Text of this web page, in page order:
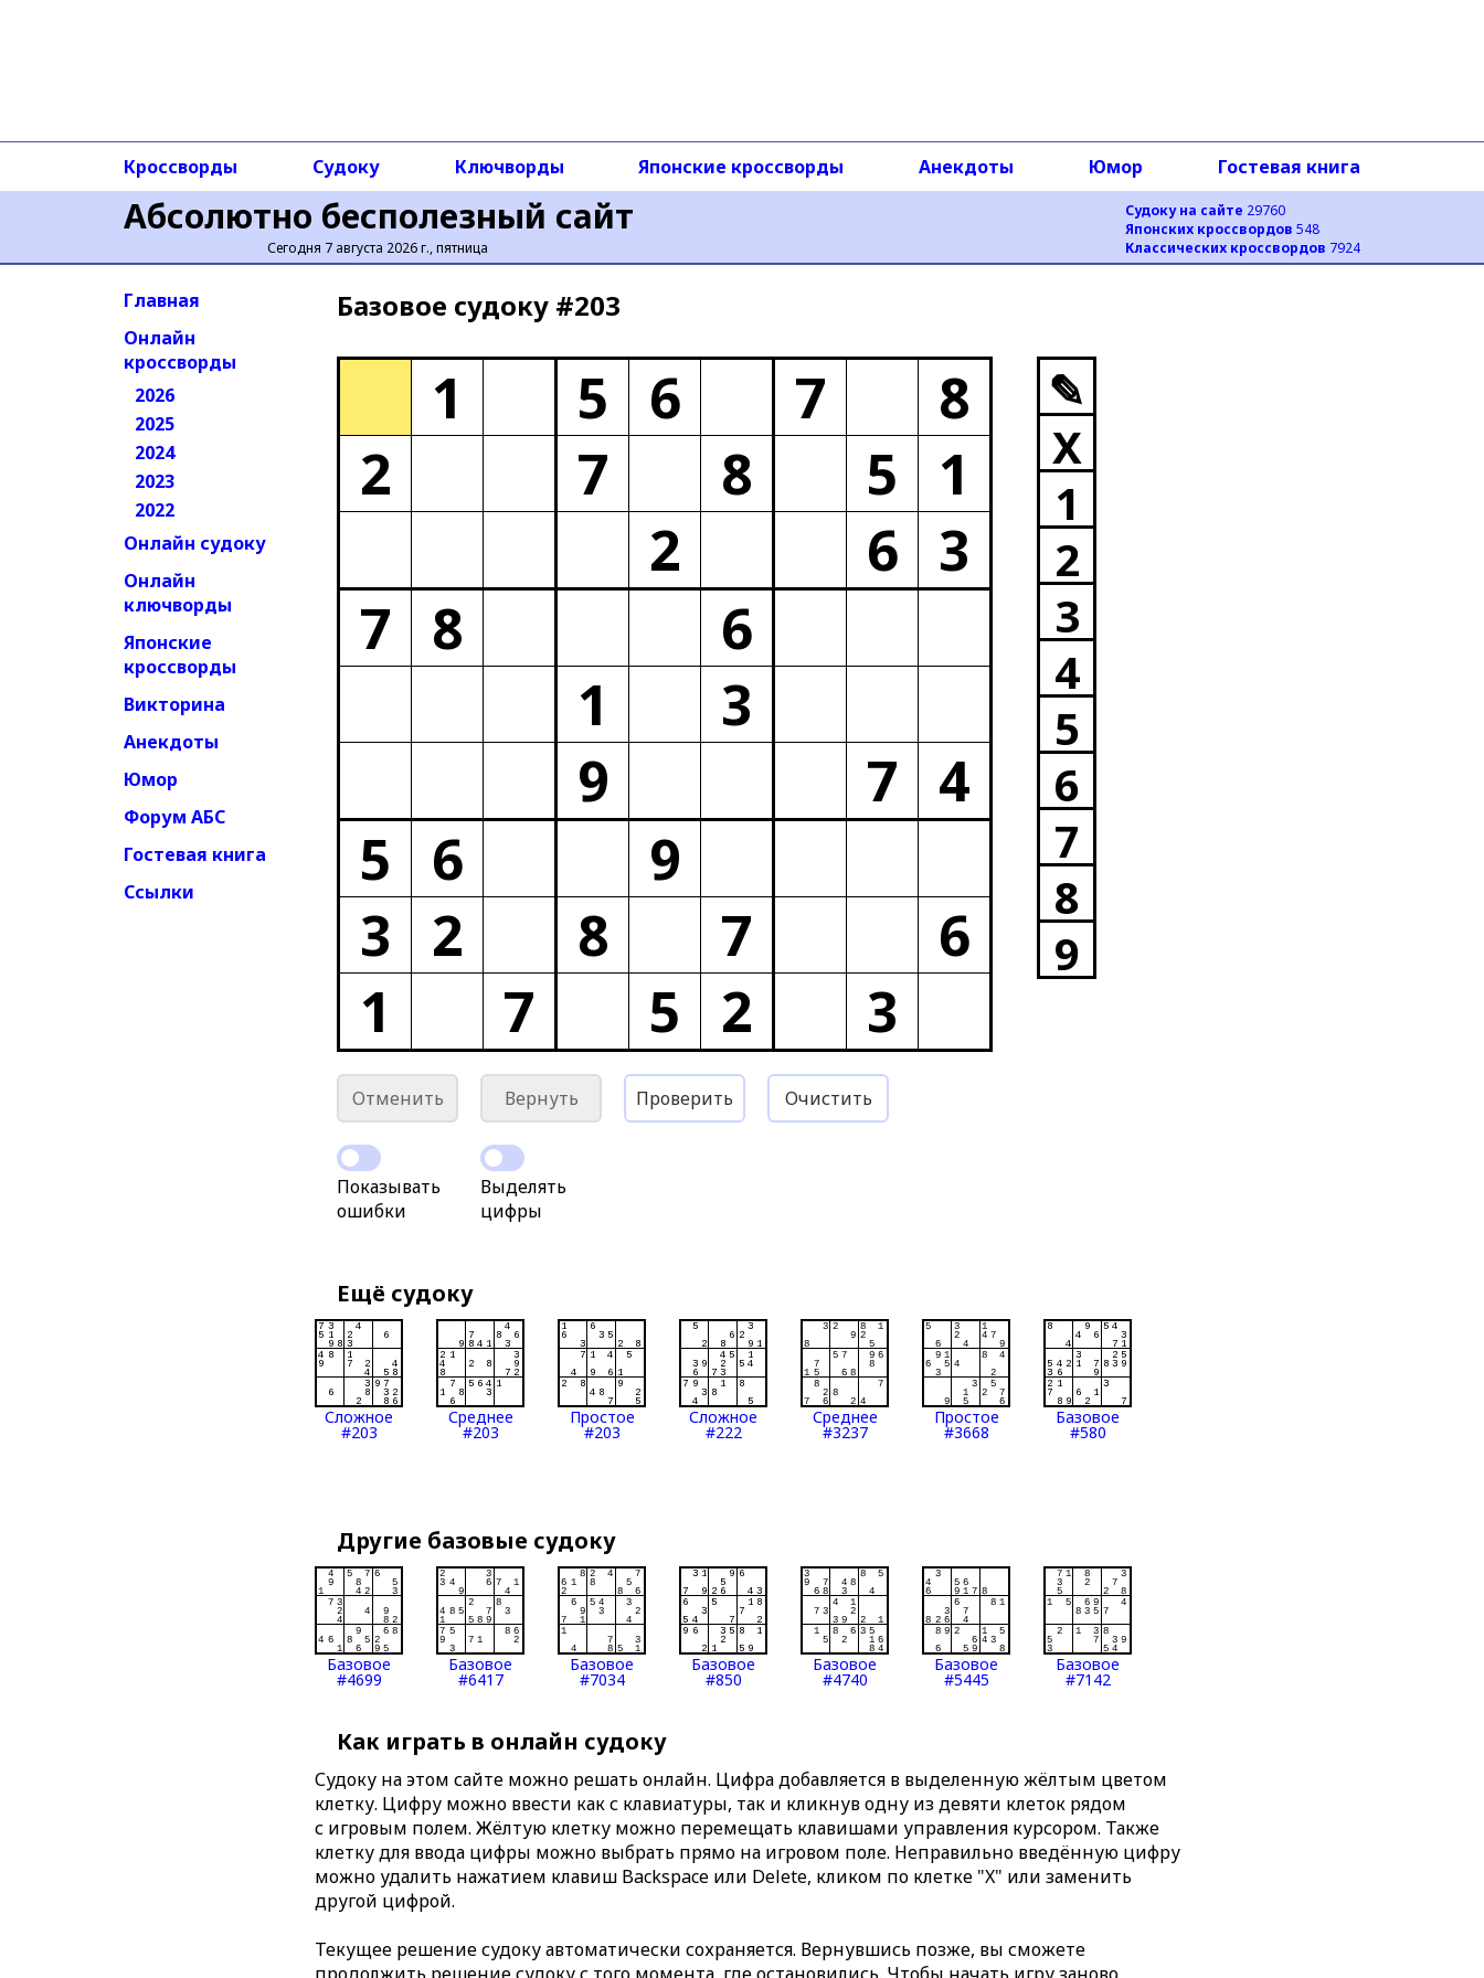
Абсолютно бесполезный сайт
Сегодня 7 августа 2026 г., пятница
Судоку на сайте 29760
Японских кроссвордов 548
Классических кроссвордов 7924
Кроссворды Судоку Ключворды Японские кроссворды Анекдоты Юмор Гостевая книга
Главная
Онлайн
кроссворды
2026
2025
2024
2023
2022
Онлайн судоку
Онлайн
ключворды
Японские
кроссворды
Викторина
Анекдоты
Юмор
Форум АБС
Гостевая книга
Ссылки
Базовое cудоку #203
1 5 6 7
8
2
7 8 5
1
2
6 3
7 8
6
1
3
9
7 4
5
6
9
3
2 8 7
6
1
7 5 2 3
✎
X
1
2
3
4
5
6
7
8
9
Отменить Вернуть Проверить Очистить
Показывать
ошибки
Выделять
цифры
Ещё судоку
Сложное
#203
Среднее
#203
Простое
#203
Сложное
#222
Среднее
#3237
Простое
#3668
Базовое
#580
Другие базовые судоку
Базовое
#4699
Базовое
#6417
Базовое
#7034
Базовое
#850
Базовое
#4740
Базовое
#5445
Базовое
#7142
Как играть в онлайн судоку
Судоку на этом сайте можно решать онлайн. Цифра добавляется в выделенную жёлтым цветом
клетку. Цифру можно ввести как с клавиатуры, так и кликнув одну из девяти клеток рядом
с игровым полем. Жёлтую клетку можно перемещать клавишами управления курсором. Также
клетку для ввода цифры можно выбрать прямо на игровом поле. Неправильно введённую цифру
можно удалить нажатием клавиш Backspace или Delete, кликом по клетке "X" или заменить
другой цифрой.
Текущее решение судоку автоматически сохраняется. Вернувшись позже, вы сможете